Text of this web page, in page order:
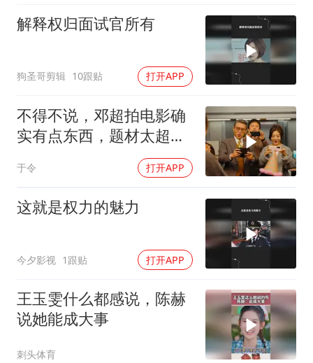
奋进开新局 实干挑大梁
解释权归面试官所有
狗圣哥剪辑 10跟贴 打开APP
不得不说，邓超拍电影确
实有点东西，题材太超前
于令 打开APP
这就是权力的魅力
今夕影视 1跟贴 打开APP
王玉雯什么都感说，陈赫
说她能成大事
刺头体育